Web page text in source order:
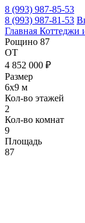
8 (993) 987-85-53
8 (993) 987-81-53
Главная Коттеджи
Рощино 87
ОТ
4 852 000 ₽
Размер
6х9 м
Кол-во этажей
2
Кол-во комнат
9
Площадь
87